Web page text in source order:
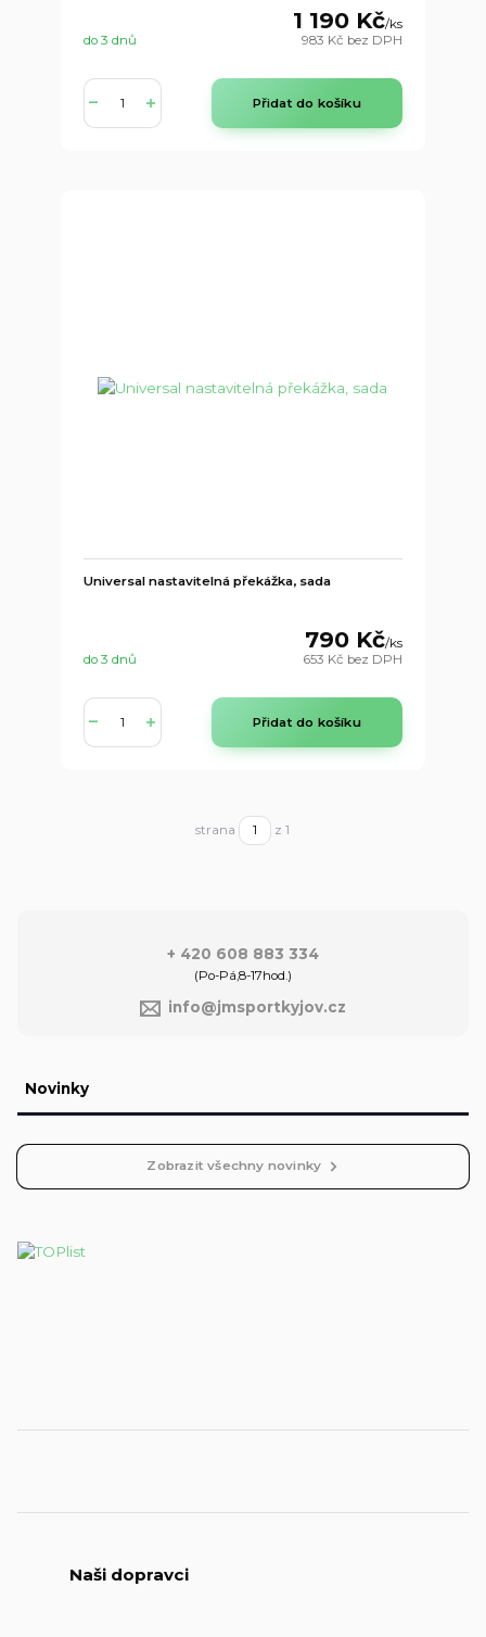
1 190 Kč/ks
983 Kč bez DPH
do 3 dnů
Přidat do košíku
Universal nastavitelná překážka, sada
790 Kč/ks
653 Kč bez DPH
do 3 dnů
Přidat do košíku
strana z 1
+ 420 608 883 334
(Po-Pá,8-17hod.)
info@jmsportkyjov.cz
Novinky
Zobrazit všechny novinky
Naši dopravci